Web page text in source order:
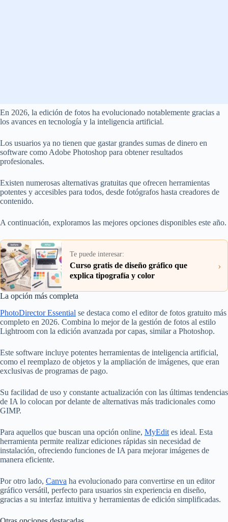
En 2026, la edición de fotos ha evolucionado notablemente gracias a
los avances en tecnología y la inteligencia artificial.
Los usuarios ya no tienen que gastar grandes sumas de dinero en
software como Adobe Photoshop para obtener resultados
profesionales.
Existen numerosas alternativas gratuitas que ofrecen herramientas
potentes y accesibles para todos, desde fotógrafos hasta creadores de
contenido.
A continuación, exploramos las mejores opciones disponibles este año.
Te puede interesar:
Curso gratis de diseño gráfico que
explica tipografía y color
›
La opción más completa
PhotoDirector Essential se destaca como el editor de fotos gratuito más
completo en 2026. Combina lo mejor de la gestión de fotos al estilo
Lightroom con la edición avanzada por capas, similar a Photoshop.
Este software incluye potentes herramientas de inteligencia artificial,
como el reemplazo de objetos y la ampliación de imágenes, que eran
exclusivas de programas de pago.
Su facilidad de uso y constante actualización con las últimas tendencias
de IA lo colocan por delante de alternativas más tradicionales como
GIMP.
Para aquellos que buscan una opción online, MyEdit es ideal. Esta
herramienta permite realizar ediciones rápidas sin necesidad de
instalación, ofreciendo funciones de IA para mejorar imágenes de
manera eficiente.
Por otro lado, Canva ha evolucionado para convertirse en un editor
gráfico versátil, perfecto para usuarios sin experiencia en diseño,
gracias a su interfaz intuitiva y herramientas de edición simplificadas.